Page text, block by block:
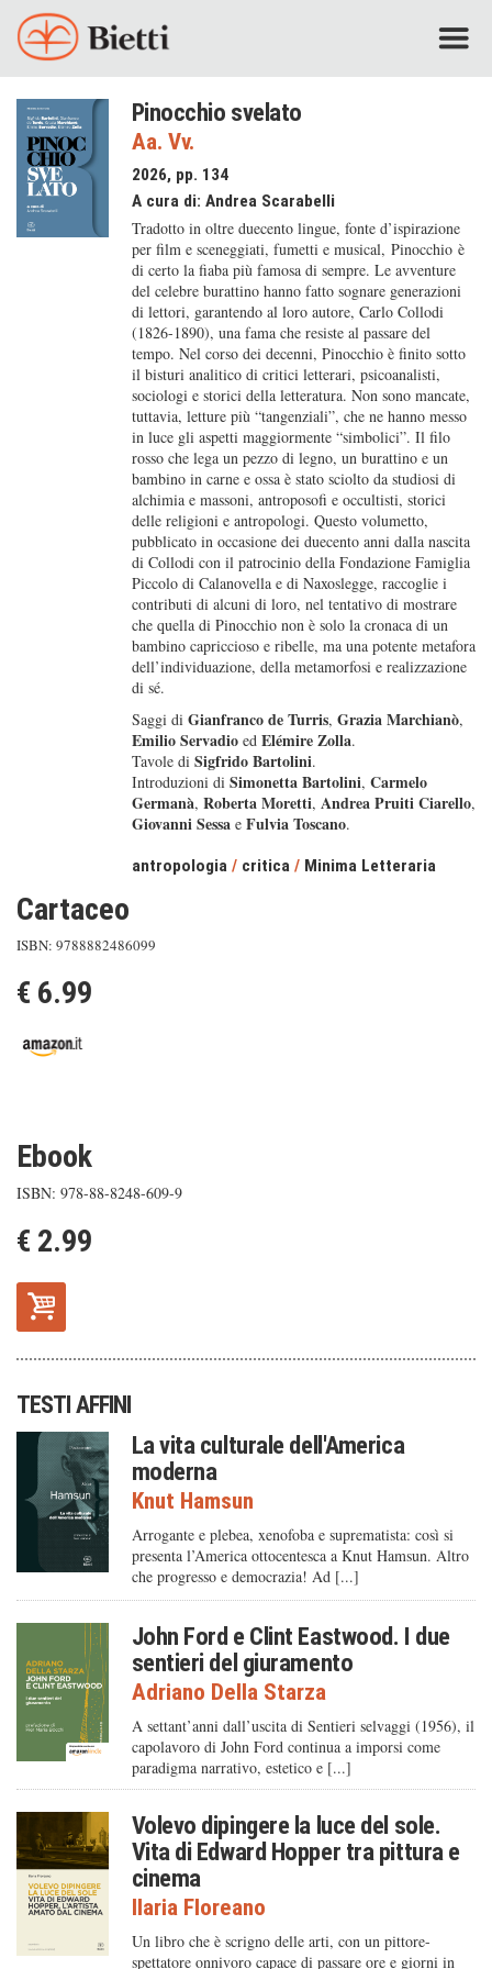
Pinocchio svelato
Aa. Vv.
2026, pp. 134
A cura di: Andrea Scarabelli
Tradotto in oltre duecento lingue, fonte d’ispirazione
per film e sceneggiati, fumetti e musical, Pinocchioè
di certo la fiaba più famosa di sempre. Le avventure
del celebre burattino hanno fatto sognare generazioni
di lettori, garantendo al loro autore, Carlo Collodi
(1826-1890), una fama che resiste al passare del
tempo. Nel corso dei decenni, Pinocchio è finito sotto
il bisturi analitico di critici letterari, psicoanalisti,
sociologi e storici della letteratura. Non sono mancate,
tuttavia, letture più “tangenziali”, che ne hanno messo
in luce gli aspetti maggiormente “simbolici”. Il filo
rosso che lega un pezzo di legno, un burattino e un
bambino in carne e ossa è stato sciolto da studiosi di
alchimia e massoni, antroposofi e occultisti, storici
delle religioni e antropologi. Questo volumetto,
pubblicato in occasione dei duecento anni dalla nascita
di Collodi con il patrocinio della Fondazione Famiglia
Piccolo di Calanovella e di Naxoslegge, raccoglie i
contributi di alcuni di loro, nel tentativo di mostrare
che quella di Pinocchio non è solo la cronaca di un
bambino capriccioso e ribelle, ma una potente metafora
dell’individuazione, della metamorfosi e realizzazione
di sé.
Saggi di Gianfranco de Turris, Grazia Marchianò,
Emilio Servadioed Elémire Zolla.
Tavole di Sigfrido Bartolini.
Introduzioni di Simonetta Bartolini, Carmelo
Germanà, Roberta Moretti, Andrea Pruiti Ciarello,
Giovanni Sessae Fulvia Toscano.
antropologia / critica / Minima Letteraria
Cartaceo
ISBN: 9788882486099
€ 6.99
Ebook
ISBN: 978-88-8248-609-9
€ 2.99
TESTI AFFINI
La vita culturale dell'America
moderna
Knut Hamsun
Arrogante e plebea, xenofoba e suprematista: così si
presenta l’America ottocentesca a Knut Hamsun. Altro
che progresso e democrazia! Ad [...]
John Ford e Clint Eastwood. I due
sentieri del giuramento
Adriano Della Starza
A settant’anni dall’uscita di Sentieri selvaggi (1956), il
capolavoro di John Ford continua a imporsi come
paradigma narrativo, estetico e [...]
Volevo dipingere la luce del sole.
Vita di Edward Hopper tra pittura e
cinema
Ilaria Floreano
Un libro che è scrigno delle arti, con un pittore-
spettatore onnivoro capace di passare ore e giorni in